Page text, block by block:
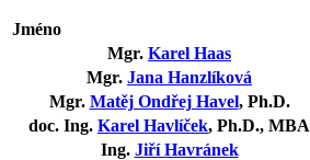
Jméno
Mgr. Karel Haas
Mgr. Jana Hanzlíková
Mgr. Matěj Ondřej Havel, Ph.D.
doc. Ing. Karel Havlíček, Ph.D., MBA
Ing. Jiří Havránek